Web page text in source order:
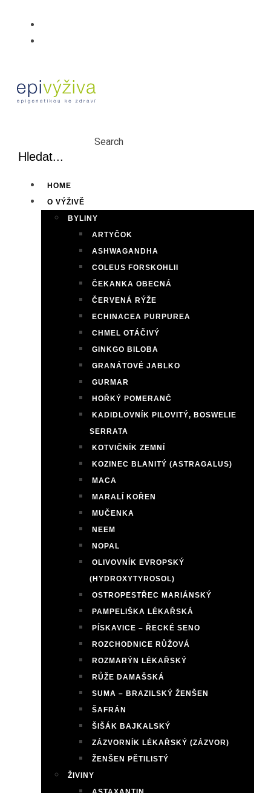
content
Search
HOME
O VÝŽIVĚ
BYLINY
ARTYČOK
ASHWAGANDHA
COLEUS FORSKOHLII
ČEKANKA OBECNÁ
ČERVENÁ RÝŽE
ECHINACEA PURPUREA
CHMEL OTÁČIVÝ
GINKGO BILOBA
GRANÁTOVÉ JABLKO
GURMAR
HOŘKÝ POMERANČ
KADIDLOVNÍK PILOVITÝ, BOSWELIE
SERRATA
KOTVIČNÍK ZEMNÍ
KOZINEC BLANITÝ (ASTRAGALUS)
MACA
MARALÍ KOŘEN
MUČENKA
NEEM
NOPAL
OLIVOVNÍK EVROPSKÝ
(HYDROXYTYROSOL)
OSTROPESTŘEC MARIÁNSKÝ
PAMPELIŠKA LÉKAŘSKÁ
PÍSKAVICE – ŘECKÉ SENO
ROZCHODNICE RŮŽOVÁ
ROZMARÝN LÉKAŘSKÝ
RŮŽE DAMAŠSKÁ
SUMA – BRAZILSKÝ ŽENŠEN
ŠAFRÁN
ŠIŠÁK BAJKALSKÝ
ZÁZVORNÍK LÉKAŘSKÝ (ZÁZVOR)
ŽENŠEN PĚTILISTÝ
ŽIVINY